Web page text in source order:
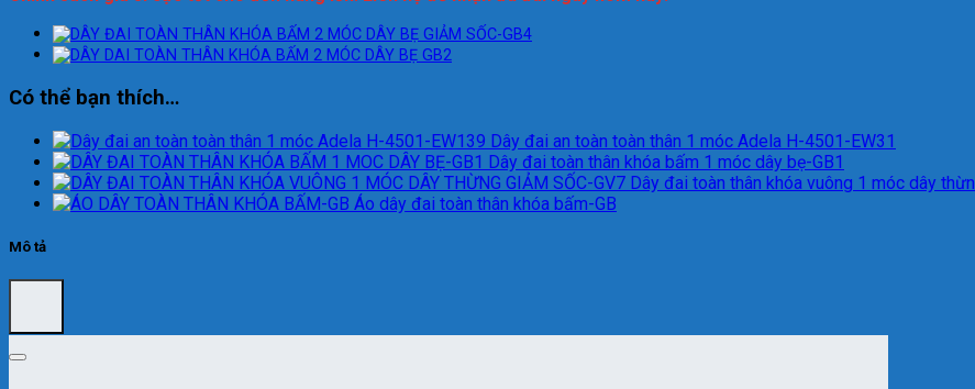
Có thể bạn thích…
Dây đai an toàn toàn thân 1 móc Adela H-4501-EW31
Dây đai toàn thân khóa bấm 1 móc dây bẹ-GB1
Dây đai toàn thân khóa vuông 1 móc dây
Áo dây đai toàn thân khóa bấm-GB
Mô tả